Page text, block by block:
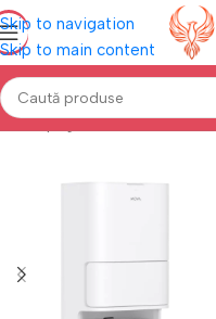
Skip to navigation
Skip to main content
Prima pagină Electrocasnice